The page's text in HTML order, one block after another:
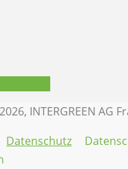
INTERGREEN AG
Datenschutz